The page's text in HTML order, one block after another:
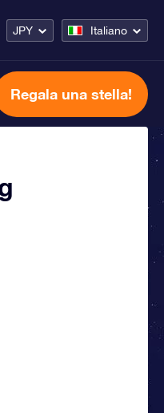
JPY Italiano
Regala una stella!